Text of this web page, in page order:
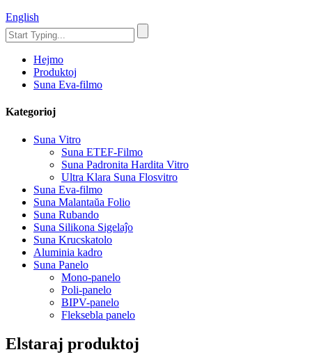
English
Hejmo
Produktoj
Suna Eva-filmo
Kategorioj
Suna Vitro
Suna ETEF-Filmo
Suna Padronita Hardita Vitro
Ultra Klara Suna Flosvitro
Suna Eva-filmo
Suna Malantaŭa Folio
Suna Rubando
Suna Silikona Sigelaĵo
Suna Krucskatolo
Aluminia kadro
Suna Panelo
Mono-panelo
Poli-panelo
BIPV-panelo
Fleksebla panelo
Elstaraj produktoj